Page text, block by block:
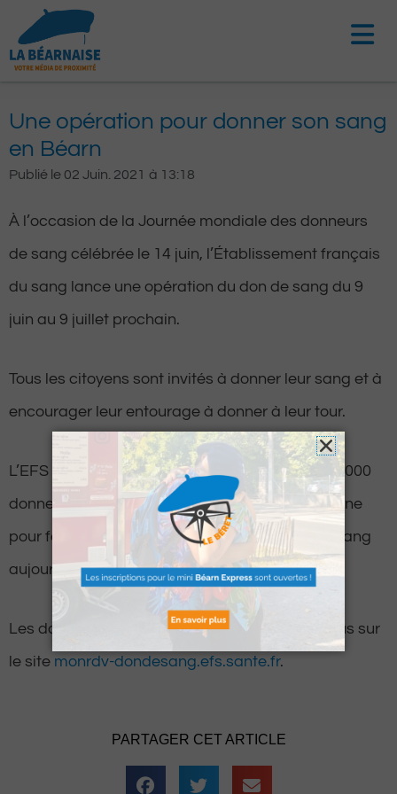
contenu
Une opération pour donner son sang
en Béarn
Publié le 02 Juin. 2021 à 13:18
À l’occasion de la Journée mondiale des donneurs
de sang célébrée le 14 juin, l’Établissement français
du sang lance une opération du don de sang du 9
juin au 9 juillet prochain.
Tous les citoyens sont invités à donner leur sang et à
encourager leur entourage à donner à leur tour.
L’EFS compte sur la venue de pas moins de 16 000
donneurs sur cette période en Nouvelle-Aquitaine
pour faire remonter le niveau des réserves de sang
aujourd’hui particulièrement bas.
Les donneurs sont invités à prendre rendez-vous sur
le site monrdv-dondesang.efs.sante.fr.
PARTAGER CET ARTICLE